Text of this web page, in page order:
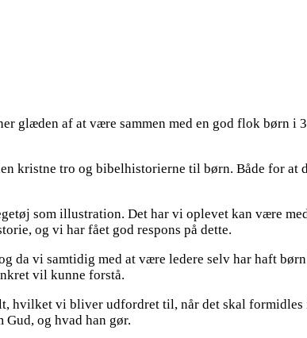
glæden af at være sammen med en god flok børn i
kristne tro og bibelhistorierne til børn. Både for at
som illustration. Det har vi oplevet kan være
og vi har fået god respons på dette.
da vi samtidig med at være ledere selv har haft
vil kunne forstå.
hvilket vi bliver udfordret til, når det skal
og hvad han gør.